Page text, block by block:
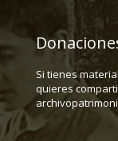
Si tienes
quieres